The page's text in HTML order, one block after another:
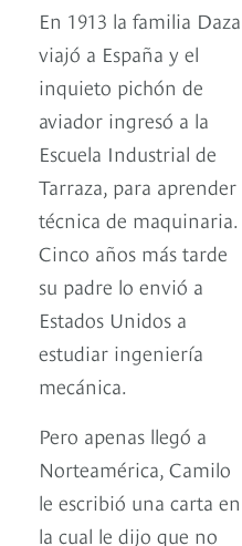
En 1913 la familia Daza
viajó a España y el
inquieto pichón de
aviador ingresó a la
Escuela Industrial de
Tarraza, para aprender
técnica de maquinaria.
Cinco años más tarde
su padre lo envió a
Estados Unidos a
estudiar ingeniería
mecánica.
Pero apenas llegó a
Norteamérica, Camilo
le escribió una carta en
la cual le dijo que no